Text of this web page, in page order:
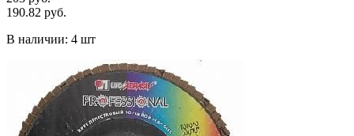
190.82 руб.
В наличии: 4 шт